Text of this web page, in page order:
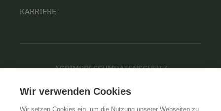
KARRIERE
AGBIMPRESSUMDATENSCHUTZ
Wir verwenden Cookies
Wir setzen Cookies ein, um die Nutzung unserer Webseiten zu